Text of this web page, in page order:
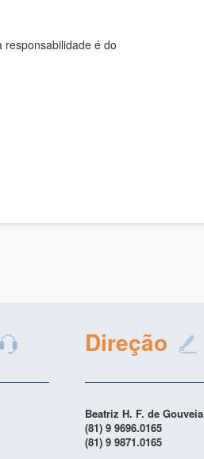
é do
Direção
Beatriz H. F. de Gouveia
(81) 9 9696.0165
(81) 9 9871.0165